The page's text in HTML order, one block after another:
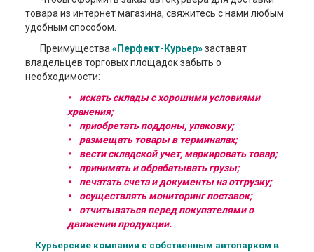
товара из интернет магазина, свяжитесь с нами любым
удобным способом.
Преимущества «Перфект-Курьер»заставят
владельцев торговых площадок забыть о
необходимости:
• искать склады с хорошими условиями
хранения;
• приобретать поддоны, упаковку;
• размещать товары в терминалах;
• вести складской учет, маркировать товар;
• принимать и обрабатывать грузы;
• печатать счета и документы на отгрузку;
• осуществлять мониторинг поставок;
• отчитываться перед покупателями о
движении продукции.
Курьерские компании с собственным автопарком в